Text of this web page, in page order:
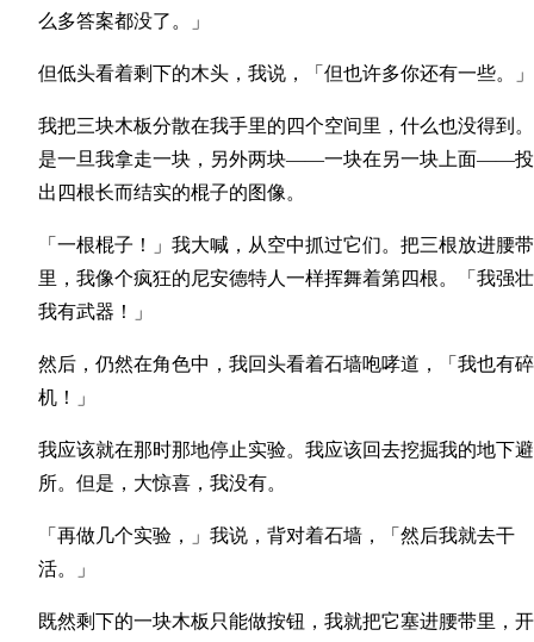
么多答案都没了。」
但低头看着剩下的木头，我说，「但也许多你还有一些。」
我把三块木板分散在我手里的四个空间里，什么也没得到
是一旦我拿走一块，另外两块——一块在另一块上面——
出四根长而结实的棍子的图像。
「一根棍子！」我大喊，从空中抓过它们。把三根放进腰带
里，我像个疯狂的尼安德特人一样挥舞着第四根。「我强
我有武器！」
然后，仍然在角色中，我回头看着石墙咆哮道，「我也有
机！」
我应该就在那时那地停止实验。我应该回去挖掘我的地下
所。但是，大惊喜，我没有。
「再做几个实验，」我说，背对着石墙，「然后我就去干
活。」
既然剩下的一块木板只能做按钮，我就把它塞进腰带里，